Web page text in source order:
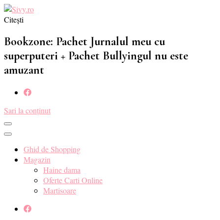
Sivy.ro ❤️
Sivy.ro este un sursa de inspiratie si un ghid de cumparare online
pentru tine. ❤️
Citești
Bookzone: Pachet Jurnalul meu cu
superputeri + Pachet Bullyingul nu este
amuzant
Sari la conținut
Ghid de Shopping
Magazin
Haine dama
Oferte Carti Online
Martisoare